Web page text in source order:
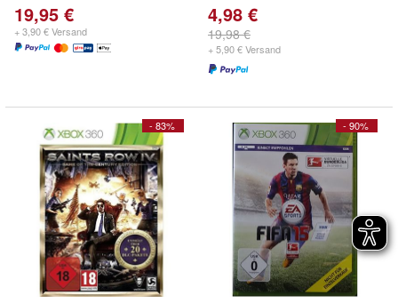
19,95 €
+ 3,90 € Versand
4,98 €
19,98 €
+ 5,90 € Versand
- 83% - 90%